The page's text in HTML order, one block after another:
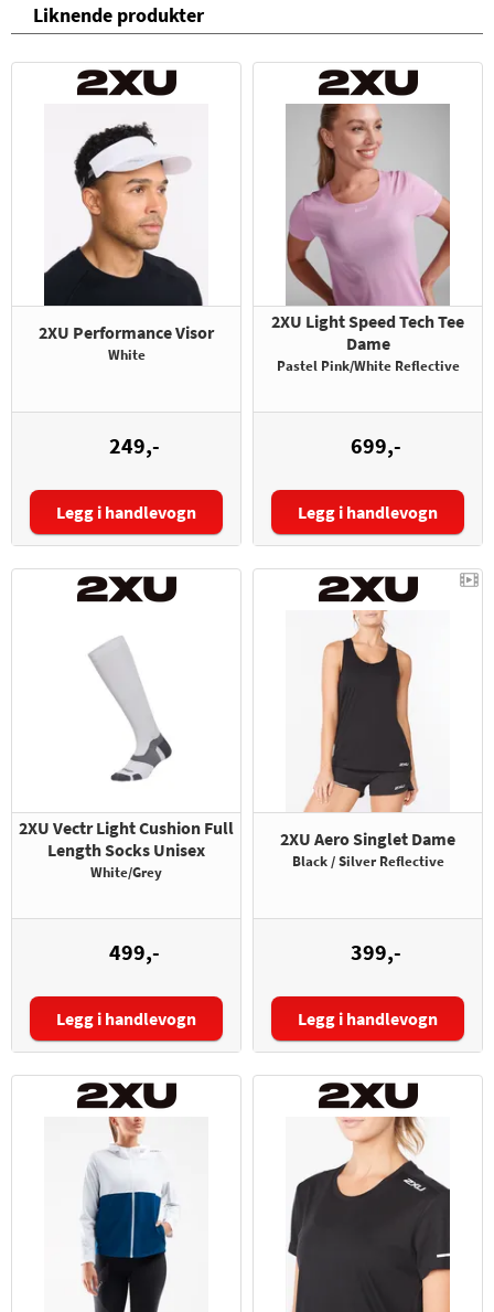
Liknende produkter
2XU Performance Visor
White
249,-
Legg i handlevogn
2XU Light Speed Tech Tee
Dame
Pastel Pink/White Reflective
699,-
Størrelse:
Legg i handlevogn
2XU Vectr Light Cushion Full
Length Socks Unisex
White/Grey
499,-
Størrelse:
Legg i handlevogn
2XU Aero Singlet Dame
Black / Silver Reflective
399,-
Størrelse:
Legg i handlevogn